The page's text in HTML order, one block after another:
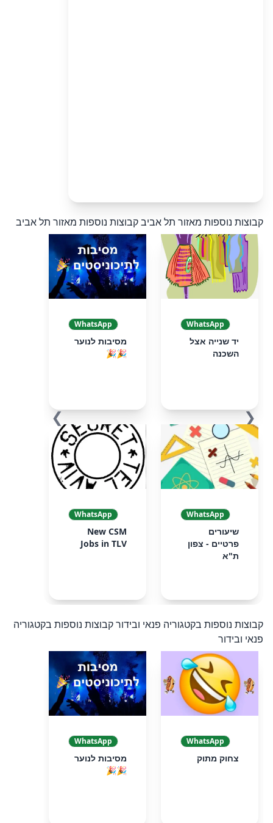
קבוצות נוספות מאזור תל אביבקבוצות נוספות מאזור תל אביב
❮
WhatsApp
יד שנייה אצל
השכנה
WhatsApp
מסיבות לנוער
🎉🎉
WhatsApp
שיעורים
פרטיים - צפון
ת"א
WhatsApp
New CSM
Jobs in TLV
❯
קבוצות נוספות בקטגוריה פנאי ובידורקבוצות נוספות בקטגוריה
פנאי ובידור
WhatsApp
צחוק מתוק
WhatsApp
מסיבות לנוער
🎉🎉